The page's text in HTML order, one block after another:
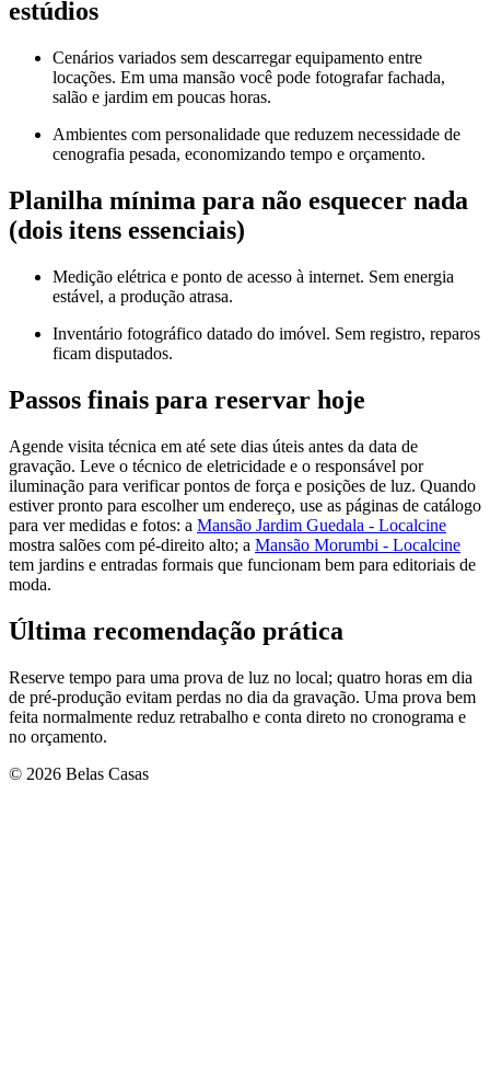
estúdios
Cenários variados sem descarregar equipamento entre
locações. Em uma mansão você pode fotografar fachada,
salão e jardim em poucas horas.
Ambientes com personalidade que reduzem necessidade de
cenografia pesada, economizando tempo e orçamento.
Planilha mínima para não esquecer nada
(dois itens essenciais)
Medição elétrica e ponto de acesso à internet. Sem energia
estável, a produção atrasa.
Inventário fotográfico datado do imóvel. Sem registro, reparos
ficam disputados.
Passos finais para reservar hoje
Agende visita técnica em até sete dias úteis antes da data de
gravação. Leve o técnico de eletricidade e o responsável por
iluminação para verificar pontos de força e posições de luz. Quando
estiver pronto para escolher um endereço, use as páginas de catálogo
para ver medidas e fotos: a Mansão Jardim Guedala - Localcine
mostra salões com pé-direito alto; a Mansão Morumbi - Localcine
tem jardins e entradas formais que funcionam bem para editoriais de
moda.
Última recomendação prática
Reserve tempo para uma prova de luz no local; quatro horas em dia
de pré-produção evitam perdas no dia da gravação. Uma prova bem
feita normalmente reduz retrabalho e conta direto no cronograma e
no orçamento.
© 2026 Belas Casas